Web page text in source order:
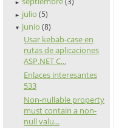
►
► julio (5)
▼ junio (8)
Usar kebab-case en
rutas de aplicaciones
ASP.NET C...
Enlaces interesantes
533
Non-nullable property
must contain a non-
null valu...